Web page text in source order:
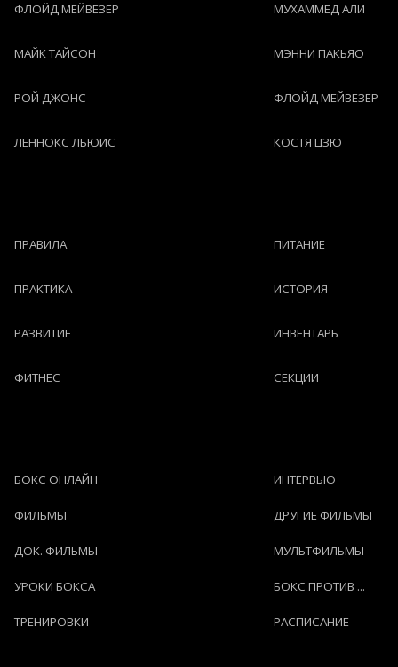
ФЛОЙД МЕЙВЕЗЕР
МАЙК ТАЙСОН
РОЙ ДЖОНС
ЛЕННОКС ЛЬЮИС
МУХАММЕД АЛИ
МЭННИ ПАКЬЯО
ФЛОЙД МЕЙВЕЗЕР
КОСТЯ ЦЗЮ
ПРАВИЛА
ПРАКТИКА
РАЗВИТИЕ
ФИТНЕС
ПИТАНИЕ
ИСТОРИЯ
ИНВЕНТАРЬ
СЕКЦИИ
БОКС ОНЛАЙН
ФИЛЬМЫ
ДОК. ФИЛЬМЫ
УРОКИ БОКСА
ТРЕНИРОВКИ
ИНТЕРВЬЮ
ДРУГИЕ ФИЛЬМЫ
МУЛЬТФИЛЬМЫ
БОКС ПРОТИВ ...
РАСПИСАНИЕ